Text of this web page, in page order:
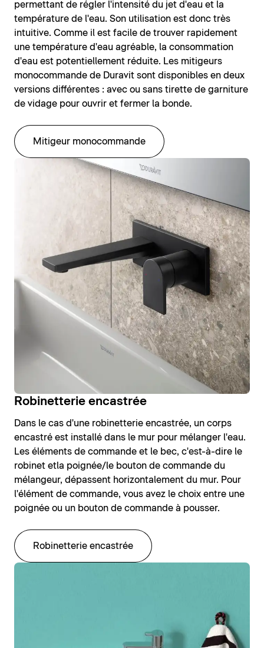
permettant de régler l'intensité du jet d'eau et la
température de l'eau. Son utilisation est donc très
intuitive. Comme il est facile de trouver rapidement
une température d'eau agréable, la consommation
d'eau est potentiellement réduite. Les mitigeurs
monocommande de Duravit sont disponibles en deux
versions différentes : avec ou sans tirette de garniture
de vidage pour ouvrir et fermer la bonde.
Mitigeur monocommande
Robinetterie encastrée
Dans le cas d'une robinetterie encastrée, un corps
encastré est installé dans le mur pour mélanger l'eau.
Les éléments de commande et le bec, c'est-à-dire le
robinet etla poignée/le bouton de commande du
mélangeur, dépassent horizontalement du mur. Pour
l'élément de commande, vous avez le choix entre une
poignée ou un bouton de commande à pousser.
Robinetterie encastrée